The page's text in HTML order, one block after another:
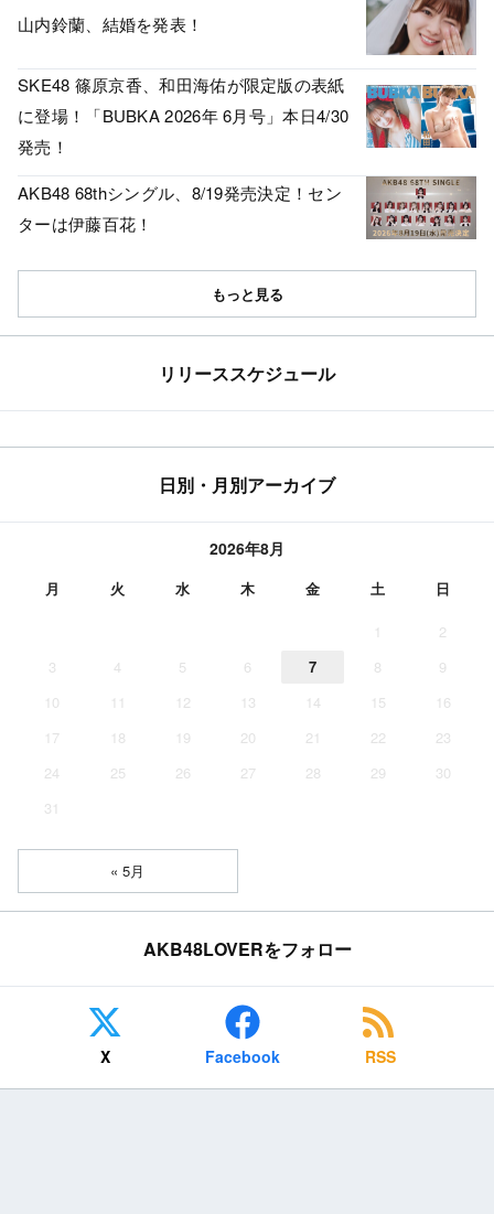
山内鈴蘭、結婚を発表！
SKE48 篠原京香、和田海佑が限定版の表紙
に登場！「BUBKA 2026年 6月号」本日4/30
発売！
AKB48 68thシングル、8/19発売決定！セン
ターは伊藤百花！
もっと見る
リリーススケジュール
日別・月別アーカイブ
2026年8月
月 火 水 木 金 土 日
1
2
3
4 5 6 7 8
9
10
11 12 13 14 15
16
17
18 19 20 21 22
23
24
25 26 27 28 29
30
31
« 5月
AKB48LOVERをフォロー
X Facebook RSS